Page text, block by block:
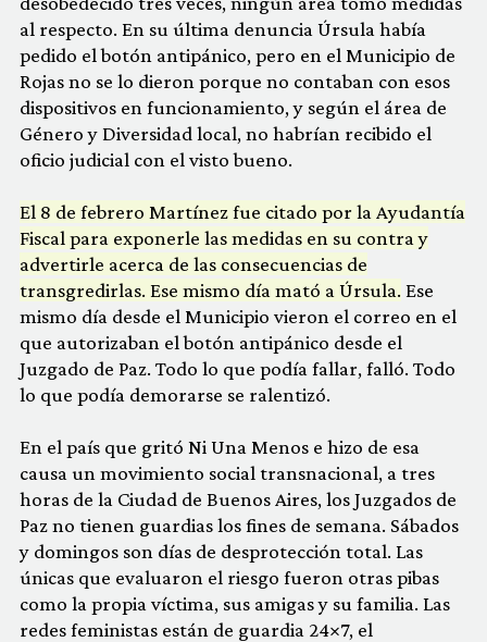
al respecto. En su última denuncia Úrsula había
pedido el botón antipánico, pero en el Municipio de
Rojas no se lo dieron porque no contaban con esos
dispositivos en funcionamiento, y según el área de
Género y Diversidad local, no habrían recibido el
oficio judicial con el visto bueno.
El 8 de febrero Martínez fue citado por la Ayudantía
Fiscal para exponerle las medidas en su contra y
advertirle acerca de las consecuencias de
transgredirlas. Ese mismo día mató a Úrsula. Ese
mismo día desde el Municipio vieron el correo en el
que autorizaban el botón antipánico desde el
Juzgado de Paz. Todo lo que podía fallar, falló. Todo
lo que podía demorarse se ralentizó.
En el país que gritó Ni Una Menos e hizo de esa
causa un movimiento social transnacional, a tres
horas de la Ciudad de Buenos Aires, los Juzgados de
Paz no tienen guardias los fines de semana. Sábados
y domingos son días de desprotección total. Las
únicas que evaluaron el riesgo fueron otras pibas
como la propia víctima, sus amigas y su familia. Las
redes feministas están de guardia 24×7, el